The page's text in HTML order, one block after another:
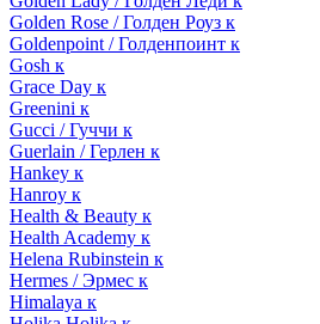
Golden Rose / Голден Роуз к
Goldenpoint / Голденпоинт к
Gosh к
Grace Day к
Greenini к
Gucci / Гуччи к
Guerlain / Герлен к
Hankey к
Hanroy к
Health & Beauty к
Health Academy к
Helena Rubinstein к
Hermes / Эрмес к
Himalaya к